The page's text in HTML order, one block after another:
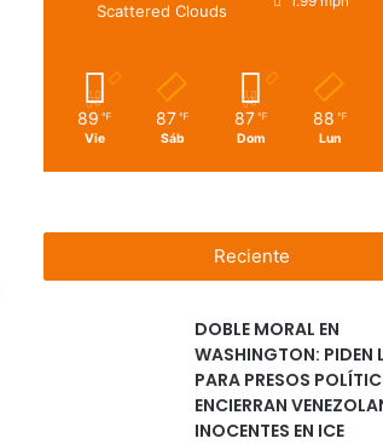
Scattered Clouds
89 ℉
Vie
87 ℉
Sáb
87 ℉
Dom
88 ℉
Lun
Reciente
DOBLE MORAL EN
WASHINGTON: PIDEN
PARA PRESOS
ENCIERRAN
INOCENTES EN ICE